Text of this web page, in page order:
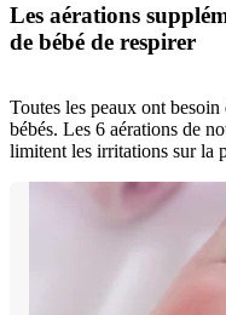
Les aérations
de bébé de respirer
Toutes les peaux ont
bébés. Les 6 aérations de
limitent les irritations sur la